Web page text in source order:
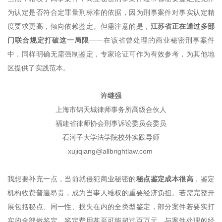
为认定是否符合定罪量刑标准的依据，因为刑事案件对事实认定精
度要求更高，倾向依赖鉴定。但需注意的是， 江苏省正在通过多部
门联合规定打破这一局限——在该省曾处理的商业秘密刑事案件
中，同样明确无需强制鉴定，专家论证可作为有效参考，为其他地
区提供了实践范本。
许继强
上海市锦天城律师事务所高级合伙人
福建省律师协会刑事诉讼委员会委员
石河子大学法学院校外实践导师
xujiqiang@allbrightlaw.com
我想要补充一点，当前就侵犯商业秘密的秘点鉴定成本很高 ，鉴定
机构收费普遍昂贵，成为当事人维权的重要经济负担。若需完整开
展包括秘点、同一性、损失在内的全类型鉴定，部分案件若要实打